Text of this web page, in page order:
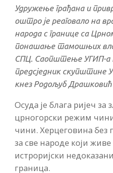
Удружење грађана и
оштро је реаговало на
народа с границе са
понашање тамошњих
СПЦ. Саопштење УГИП-а
предсједник скупштине
кнез Родољуб
Осуда је блага ријеч за
црногорски режим
чини. Херцеговина без
за све народе који живе
истроријски
граница.